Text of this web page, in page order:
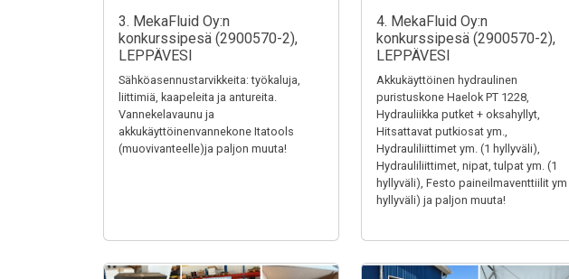
3. MekaFluid Oy:n
konkurssipesä (2900570-2),
LEPPÄVESI
Sähköasennustarvikkeita: työkaluja,
liittimiä, kaapeleita ja antureita.
Vannekelavaunu ja
akkukäyttöinenvannekone Itatools
(muovivanteelle)ja paljon muuta!
4. MekaFluid Oy:n
konkurssipesä (2900570-2),
LEPPÄVESI
Akkukäyttöinen hydraulinen
puristuskone Haelok PT 1228,
Hydrauliikka putket + oksahyllyt,
Hitsattavat putkiosat ym.,
Hydrauliliittimet ym. (1 hyllyväli),
Hydrauliliittimet, nipat, tulpat ym. (1
hyllyväli), Festo paineilmaventtiilit ym
hyllyväli) ja paljon muuta!